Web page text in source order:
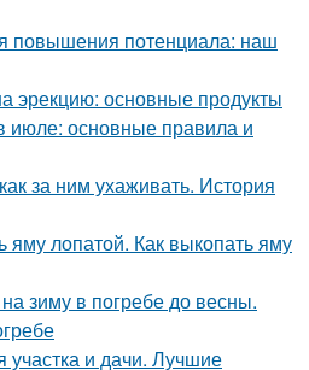
повышения потенциала: наш
эрекцию: основные продукты
июле: основные правила и
за ним ухаживать. История
яму лопатой. Как выкопать яму
зиму в погребе до весны.
и дачи. Лучшие